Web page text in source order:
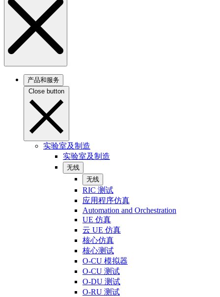
产品和服务
Close button
实验室及制造
实验室及制造
无线
无线
RIC 测试
应用程序仿真
Automation and Orchestration
UE 仿真
云 UE 仿真
核心仿真
核心测试
O-CU 模拟器
O-CU 测试
O-DU 测试
O-RU 测试